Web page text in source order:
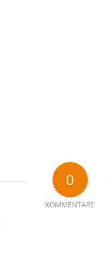
0
KOMMENTARE